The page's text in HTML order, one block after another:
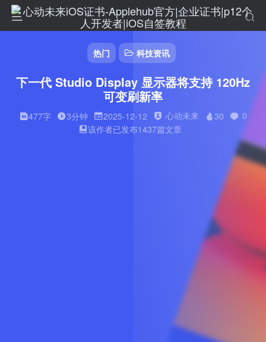
热门 科技资讯
下一代 Studio Display 显示器将支持 120Hz
可变刷新率
477字 3分钟 2025-12-12 心动未来 30
0
该作者已发布1437篇文章